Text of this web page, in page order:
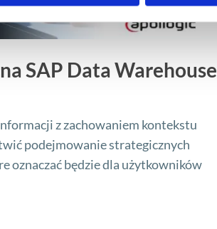
SAP Data Warehouse
z zachowaniem kontekstu
podejmowanie strategicznych
oznaczać będzie dla użytkowników